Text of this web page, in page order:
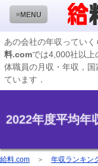
≡MENU
企業検索
年収ランキング
国家公務員編
地方公務員給料
あの会社の年収ってい
料.comでは4,000社以上
体職員の月収・年収，
ています．
2022年度平均年
給料.com ＞ 年収ランキン